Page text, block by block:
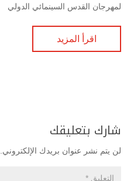
لمهرجان القدس السينمائي الدولي
اقرأ المزيد
شارك بتعليقك
لن يتم نشر عنوان بريدك الإلكتروني.